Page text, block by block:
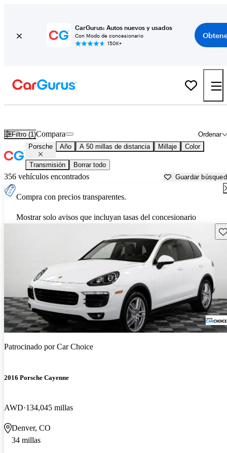
CarGurus: Autos nuevos y usados
Con Modo de concesionario
150K+
Filtro (1) Ordenar
Compara
Porsche Año A 50 millas de distancia Millaje Color
Transmisión Borrar todo
356 vehículos encontrados Guardar
Compra con precios transparentes.
Mostrar solo avisos que incluyan tasas del concesionario
Patrocinado porCar Choice
2016 Porsche Cayenne
AWD 134,045 millas
Denver, CO
34 millas